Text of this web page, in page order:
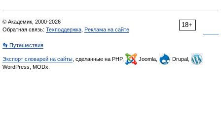
18+
© Академик, 2000-2026
Обратная связь: Техподдержка Реклама на сайте
👣 Путешествия
Экспорт словарей на сайты , сделанные на PHP, Joomla,
Drupal,
WordPress, MODx.